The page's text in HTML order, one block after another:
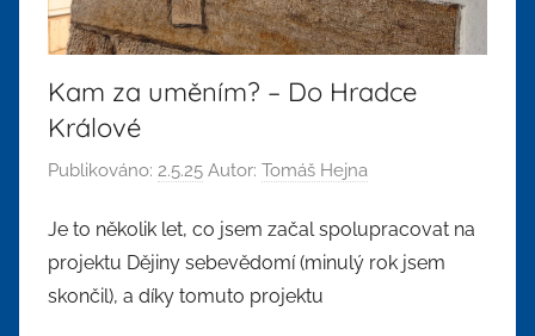
Kam za uměním? – Do Hradce
Králové
Publikováno: 2.5.25 Autor: Tomáš Hejna
Je to několik let, co jsem začal spolupracovat na
projektu Dějiny sebevědomí (minulý rok jsem
skončil), a díky tomuto projektu